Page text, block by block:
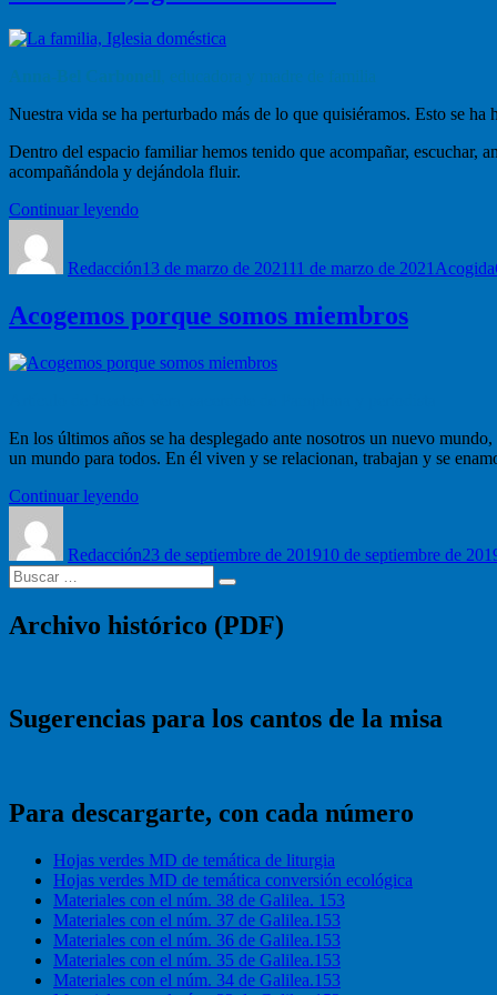
Nuestra vida se ha perturbado más de lo que quisiéramos. Esto se
Dentro del espacio familiar hemos tenido que acompañar, escuchar,
acompañándola y dejándola fluir.
Continuar leyendo“La
doméstica”
Redacción13 de marzo de 202111 de marzo de 2021 Acogida
Acogemos porque somos miembros
En los últimos años se ha desplegado ante nosotros un nuevo
un mundo para todos. En él viven y se relacionan, trabajan y se
Continuar leyendo“Acogemos
miembros”
Redacción23 de septiembre de 201910 de septiembre de
Buscar
por:
Buscar
Archivo histórico (PDF)
Sugerencias para los cantos de la misa
Para descargarte, con cada número
Hojas verdes MD de temática de liturgia
Hojas verdes MD de temática conversión ecológica
Materiales con el núm. 38 de Galilea. 153
Materiales con el núm. 37 de Galilea.153
Materiales con el núm. 36 de Galilea.153
Materiales con el núm. 35 de Galilea.153
Materiales con el núm. 34 de Galilea.153